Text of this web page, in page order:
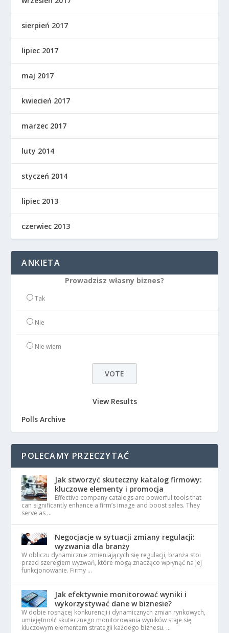
sierpień 2017
lipiec 2017
maj 2017
kwiecień 2017
marzec 2017
luty 2014
styczeń 2014
lipiec 2013
czerwiec 2013
ANKIETA
Prowadzisz własny biznes?
Tak
Nie
Nie wiem
View Results
Polls Archive
POLECAMY PRZECZYTAĆ
Jak stworzyć skuteczny katalog firmowy:
kluczowe elementy i promocja
Effective company catalogs are powerful tools that
can significantly enhance a firm’s image and boost sales. They
serve as …
Negocjacje w sytuacji zmiany regulacji:
wyzwania dla branży
W obliczu dynamicznie zmieniających się regulacji, branża stoi
przed szeregiem wyzwań, które mogą znacząco wpłynąć na jej
funkcjonowanie. Firmy …
Jak efektywnie monitorować wyniki i
wykorzystywać dane w biznesie?
W dobie rosnącej konkurencji i dynamicznych zmian rynkowych,
umiejętność skutecznego monitorowania wyników staje się
kluczowym elementem strategii każdego biznesu. …